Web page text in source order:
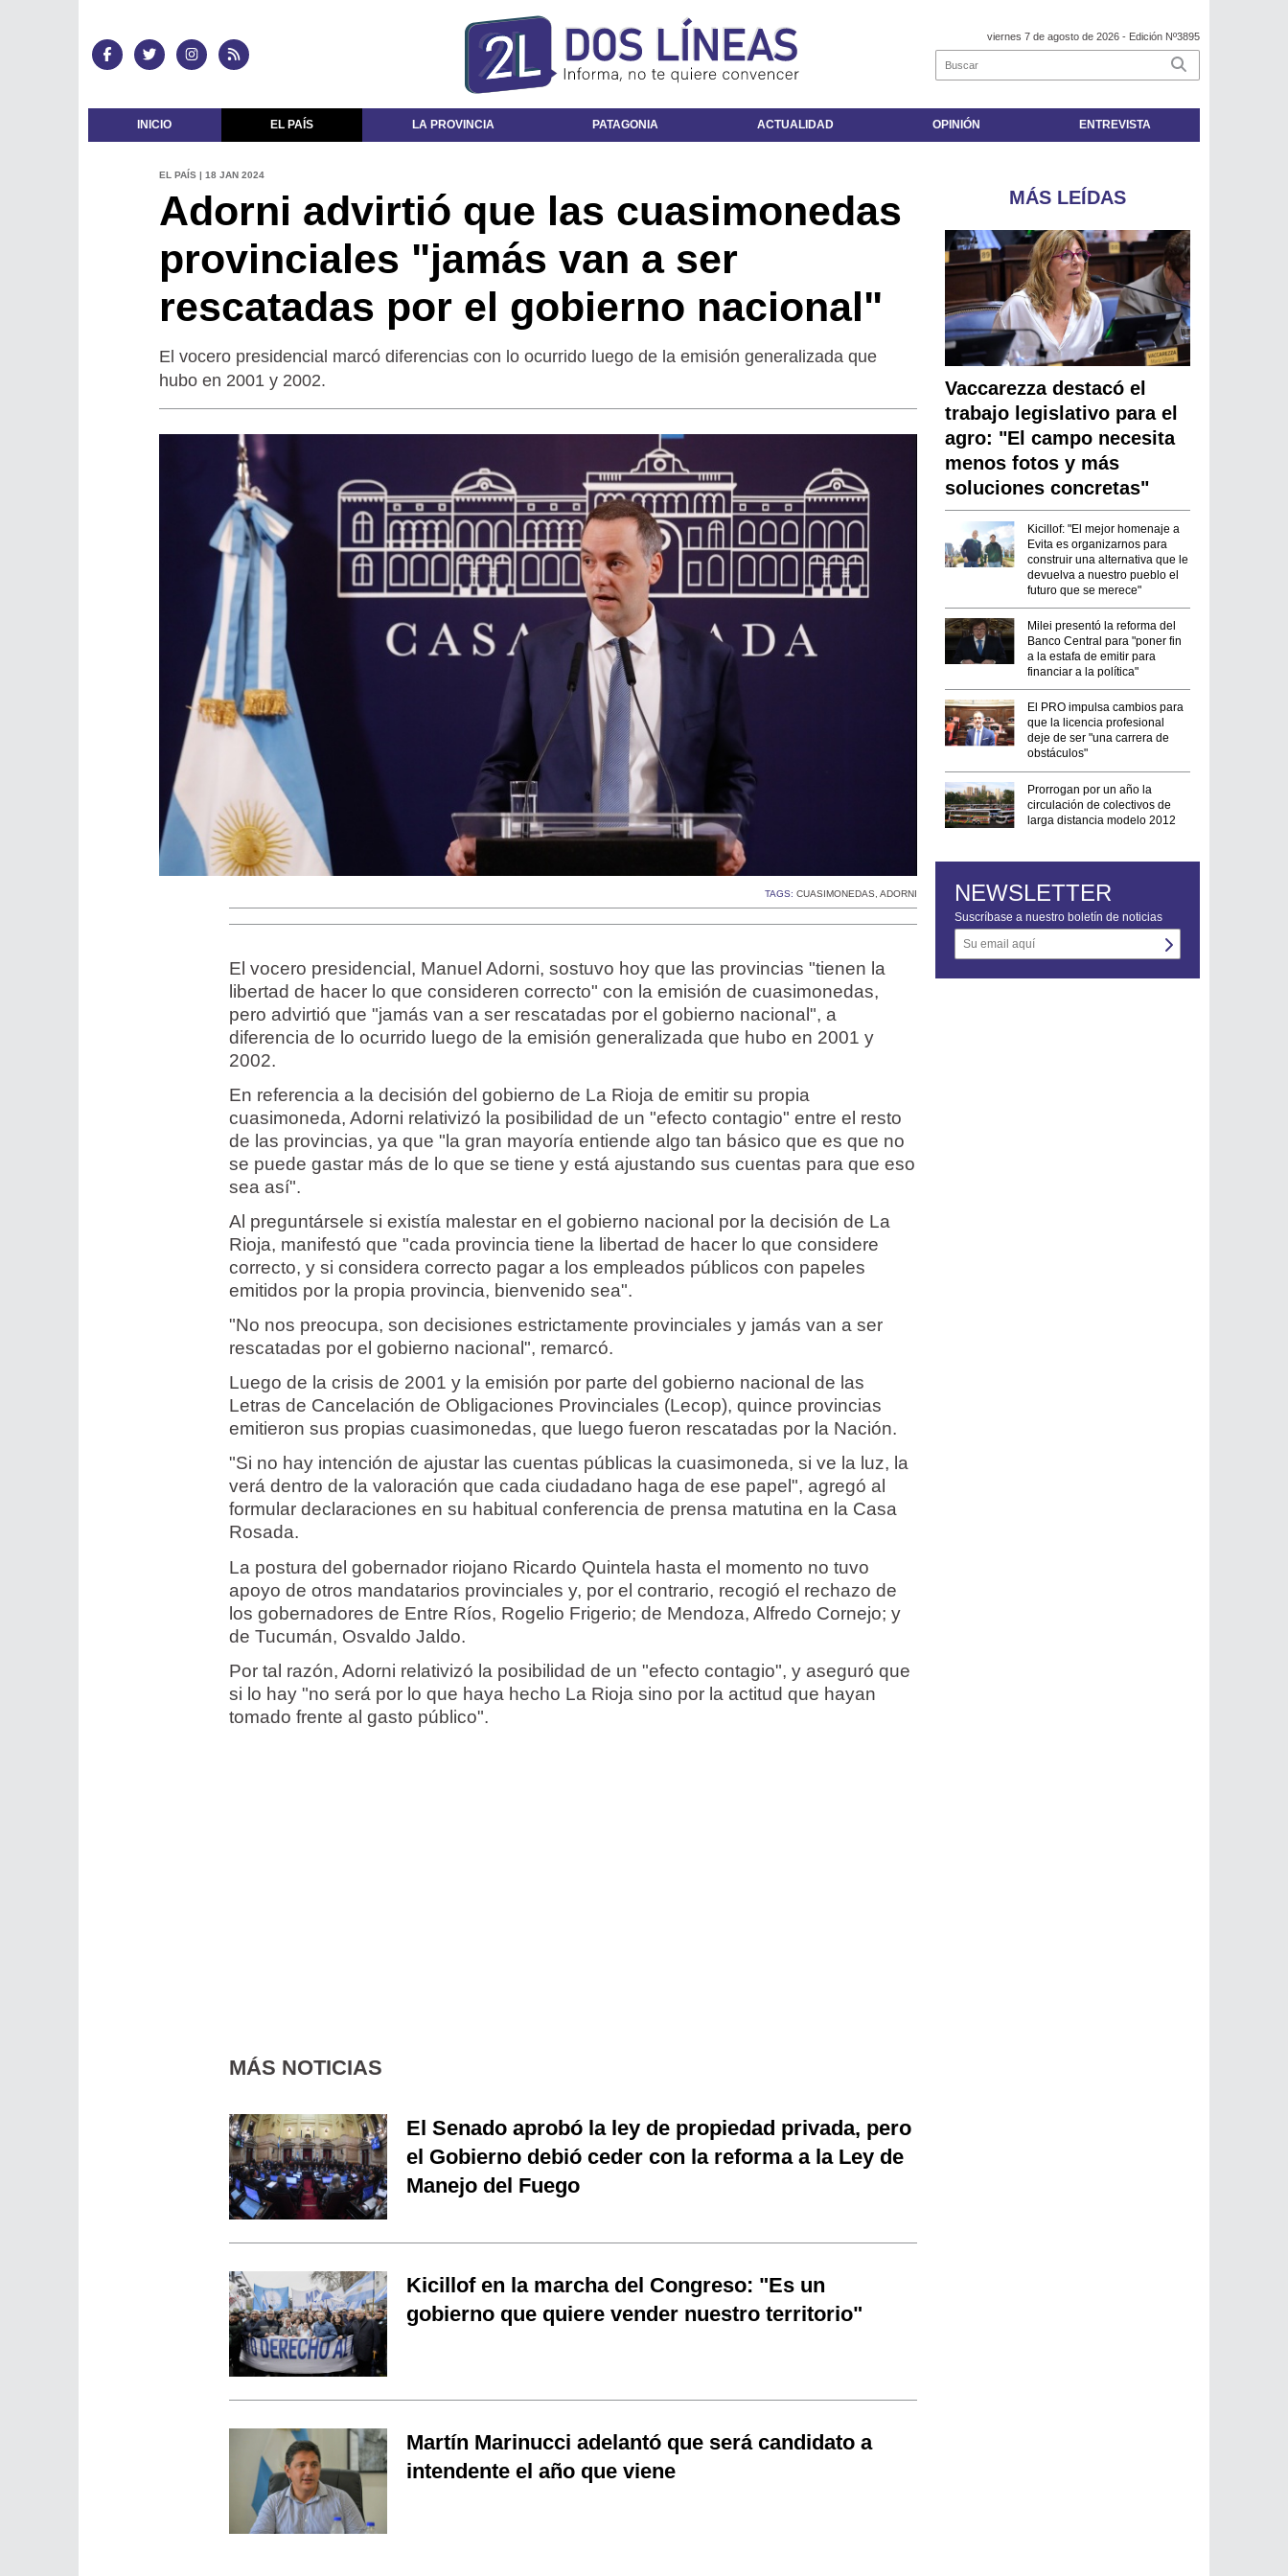
viernes 7 de agosto de 2026 - Edición Nº3895
INICIO EL PAÍS LA PROVINCIA PATAGONIA ACTUALIDAD OPINIÓN ENTREVISTA
EL PAÍS | 18 JAN 2024
Adorni advirtió que las cuasimonedas
provinciales "jamás van a ser
rescatadas por el gobierno nacional"
El vocero presidencial marcó diferencias con lo ocurrido luego de la emisión generalizada que
hubo en 2001 y 2002.
TAGS:CUASIMONEDAS ,ADORNI
El vocero presidencial, Manuel Adorni, sostuvo hoy que las provincias "tienen la
libertad de hacer lo que consideren correcto" con la emisión de cuasimonedas,
pero advirtió que "jamás van a ser rescatadas por el gobierno nacional", a
diferencia de lo ocurrido luego de la emisión generalizada que hubo en 2001 y
2002.
En referencia a la decisión del gobierno de La Rioja de emitir su propia
cuasimoneda, Adorni relativizó la posibilidad de un "efecto contagio" entre el resto
de las provincias, ya que "la gran mayoría entiende algo tan básico que es que no
se puede gastar más de lo que se tiene y está ajustando sus cuentas para que eso
sea así".
Al preguntársele si existía malestar en el gobierno nacional por la decisión de La
Rioja, manifestó que "cada provincia tiene la libertad de hacer lo que considere
correcto, y si considera correcto pagar a los empleados públicos con papeles
emitidos por la propia provincia, bienvenido sea".
"No nos preocupa, son decisiones estrictamente provinciales y jamás van a ser
rescatadas por el gobierno nacional", remarcó.
Luego de la crisis de 2001 y la emisión por parte del gobierno nacional de las
Letras de Cancelación de Obligaciones Provinciales (Lecop), quince provincias
emitieron sus propias cuasimonedas, que luego fueron rescatadas por la Nación.
"Si no hay intención de ajustar las cuentas públicas la cuasimoneda, si ve la luz, la
verá dentro de la valoración que cada ciudadano haga de ese papel", agregó al
formular declaraciones en su habitual conferencia de prensa matutina en la Casa
Rosada.
La postura del gobernador riojano Ricardo Quintela hasta el momento no tuvo
apoyo de otros mandatarios provinciales y, por el contrario, recogió el rechazo de
los gobernadores de Entre Ríos, Rogelio Frigerio; de Mendoza, Alfredo Cornejo; y
de Tucumán, Osvaldo Jaldo.
Por tal razón, Adorni relativizó la posibilidad de un "efecto contagio", y aseguró que
si lo hay "no será por lo que haya hecho La Rioja sino por la actitud que hayan
tomado frente al gasto público".
MÁS NOTICIAS
El Senado aprobó la ley de propiedad privada, pero
el Gobierno debió ceder con la reforma a la Ley de
Manejo del Fuego
Kicillof en la marcha del Congreso: "Es un
gobierno que quiere vender nuestro territorio"
Martín Marinucci adelantó que será candidato a
intendente el año que viene
MÁS LEÍDAS
Vaccarezza destacó el
trabajo legislativo para el
agro: "El campo necesita
menos fotos y más
soluciones concretas"
Kicillof: "El mejor homenaje a
Evita es organizarnos para
construir una alternativa que le
devuelva a nuestro pueblo el
futuro que se merece"
Milei presentó la reforma del
Banco Central para "poner fin
a la estafa de emitir para
financiar a la política"
El PRO impulsa cambios para
que la licencia profesional
deje de ser "una carrera de
obstáculos"
Prorrogan por un año la
circulación de colectivos de
larga distancia modelo 2012
NEWSLETTER
Suscríbase a nuestro boletín de noticias